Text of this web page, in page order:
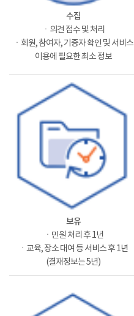
수집
ㆍ의견 접수 및 처리
ㆍ회원, 참여자, 기증자 확인 및 서비스
이용에 필요한 최소 정보
보유
ㆍ민원 처리 후 1년
ㆍ교육, 장소 대여 등 서비스 후 1년
(결재정보는 5년)